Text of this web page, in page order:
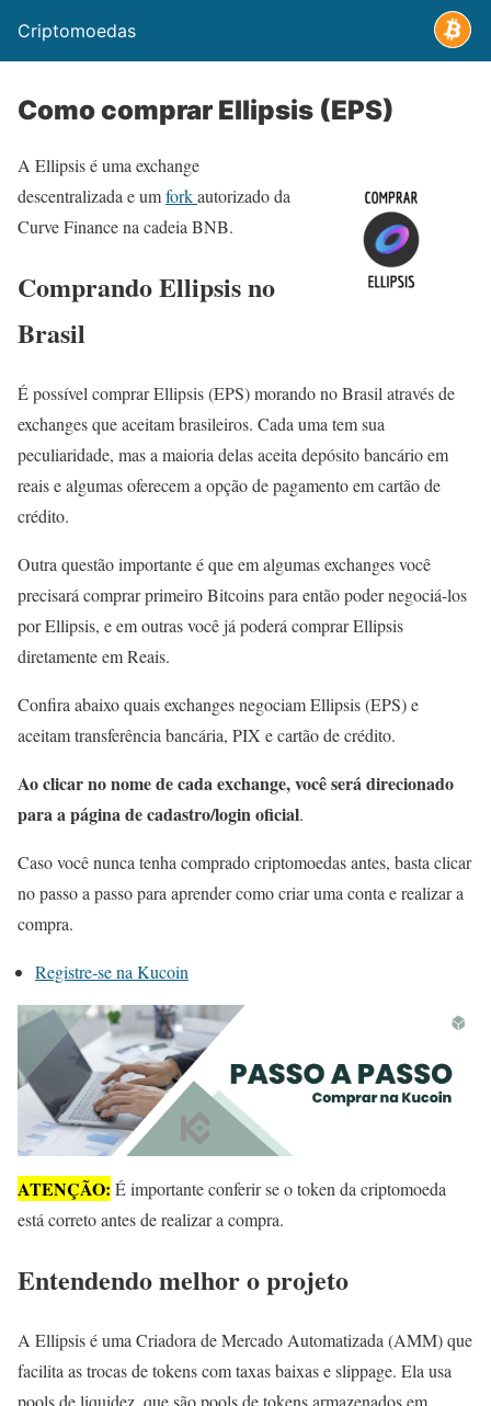
Criptomoedas
Como comprar Ellipsis (EPS)
A Ellipsis é uma exchange
descentralizada e umforkautorizado da
Curve Finance na cadeia BNB.
Comprando Ellipsis no
Brasil
É possível comprar Ellipsis (EPS) morando no Brasil através de
exchanges que aceitam brasileiros. Cada uma tem sua
peculiaridade, mas a maioria delas aceita depósito bancário em
reais e algumas oferecem a opção de pagamento em cartão de
crédito.
Outra questão importante é que em algumas exchanges você
precisará comprar primeiro Bitcoins para então poder negociá-los
por Ellipsis, e em outras você já poderá comprar Ellipsis
diretamente em Reais.
Confira abaixo quais exchanges negociam Ellipsis (EPS) e
aceitam transferência bancária, PIX e cartão de crédito.
Ao clicar no nome de cada exchange, você será direcionado
para a página de cadastro/login oficial.
Caso você nunca tenha comprado criptomoedas antes, basta clicar
no passo a passo para aprender como criar uma conta e realizar a
compra.
Registre-se na Kucoin
ATENÇÃO: É importante conferir se o token da criptomoeda
está correto antes de realizar a compra.
Entendendo melhor o projeto
A Ellipsis é uma Criadora de Mercado Automatizada (AMM) que
facilita as trocas de tokens com taxas baixas e slippage. Ela usa
pools de liquidez, que são pools de tokens armazenados em